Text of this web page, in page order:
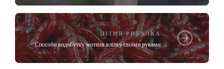
ЛІТНЯ РИБАЛКА
Способи видобутку мотиля влітку своїми руками